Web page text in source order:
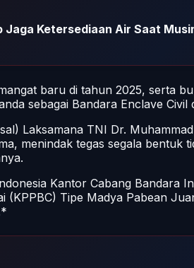
Ketersediaan Air Saat
baru di tahun 2025, serta
sebagai Bandara Enclave
Laksamana TNI Dr.
menindak tegas segala
Kantor Cabang
Tipe Madya Pabean